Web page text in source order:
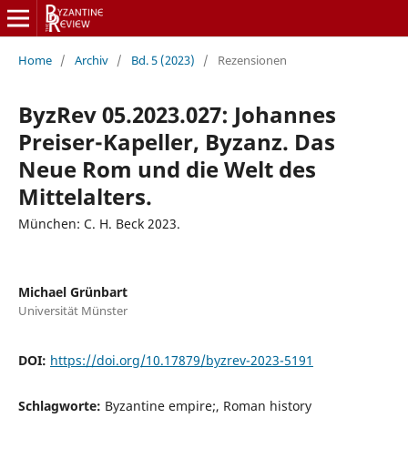
Home / Archiv / Bd. 5 (2023) / Rezensionen
ByzRev 05.2023.027: Johannes
Preiser-Kapeller, Byzanz. Das
Neue Rom und die Welt des
Mittelalters.
München: C. H. Beck 2023.
Michael Grünbart
Universität Münster
DOI: https://doi.org/10.17879/byzrev-2023-5191
Schlagworte: Byzantine empire;, Roman history